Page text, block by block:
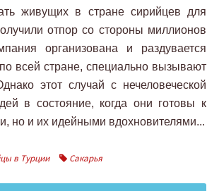
живущих в стране сирийцев для
отпор со стороны миллионов
организована и раздувается
всей стране, специально вызывают
этот случай с нечеловеческой
в состояние, когда они готовы к
но и их идейными вдохновителями...
в Турции Сакарья